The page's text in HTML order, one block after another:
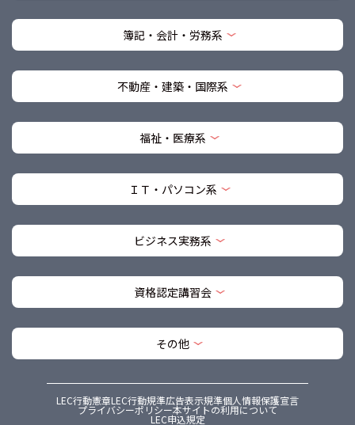
簿記・会計・労務系
不動産・建築・国際系
福祉・医療系
ＩＴ・パソコン系
ビジネス実務系
資格認定講習会
その他
LEC行動憲章LEC行動規準広告表示規準個人情報保護宣言
プライバシーポリシー本サイトの利用について
LEC申込規定